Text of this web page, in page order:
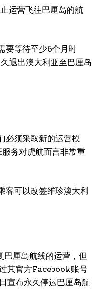
运营飞往巴厘岛的航
要等待至少6个月时
退出澳大利亚至巴厘岛
必须采取新的运营模
务对虎航而言非常重
客可以改签维珍澳大利
巴厘岛航线的运营，但
其官方Facebook账号
宣布永久停运巴厘岛航